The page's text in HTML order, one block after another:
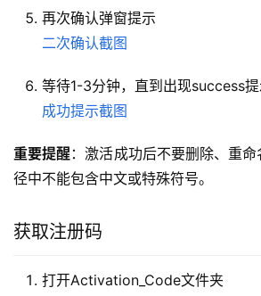
再次确认弹窗提示
二次确认截图
等待1-3分钟，直到出现success
成功提示截图
重要提醒：激活成功后不要删除、重
径中不能包含中文或特殊符号。
获取注册码
打开Activation_Code文件夹